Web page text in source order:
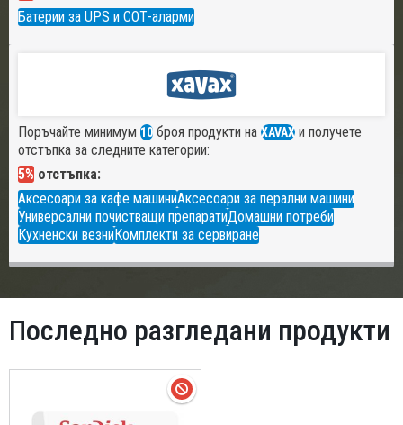
Батерии за UPS и СОТ-аларми
Поръчайте минимум 10 броя продукти на XAVAX и получете
отстъпка за следните категории:
5% отстъпка:
Аксесоари за кафе машиниАксесоари за перални машини
Универсални почистващи препаратиДомашни потреби
Кухненски везниКомплекти за сервиране
Последно разгледани продукти